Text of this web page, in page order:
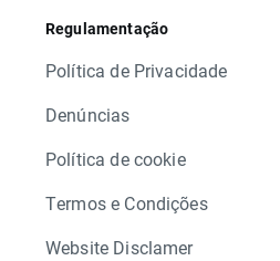
Regulamentação
Política de Privacidade
Denúncias
Política de cookie
Termos e Condições
Website Disclamer